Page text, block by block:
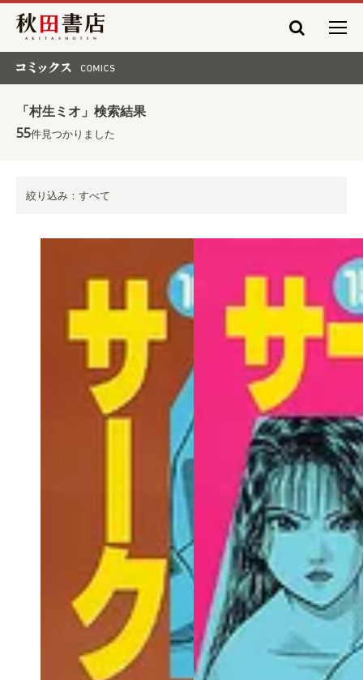
秋田書店
「村生ミオ」検索結果
55件見つかりました
絞り込み：すべて